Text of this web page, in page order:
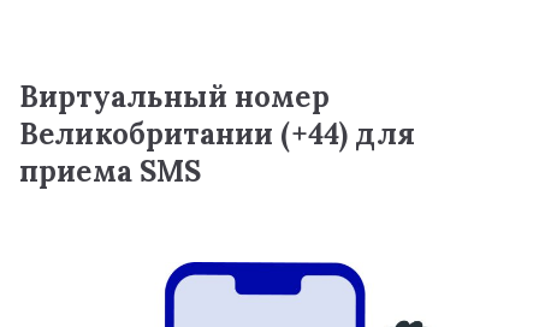
Виртуальный номер
Великобритании (+44) для
приема SMS